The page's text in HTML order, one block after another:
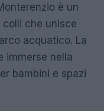
è un
colli che unisce
acquatico. La
immerse nella
bambini e spazi